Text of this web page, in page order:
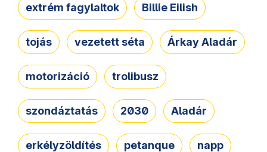
extrém fagylaltok Billie Eilish
tojás vezetett séta Árkay Aladár
motorizáció trolibusz
szondáztatás 2030 Aladár
erkélyzöldítés petanque napp